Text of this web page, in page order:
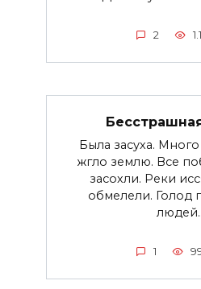
2
Была засуха.
жгло землю. Все
засохли. Реки
обмелели. Голод
1